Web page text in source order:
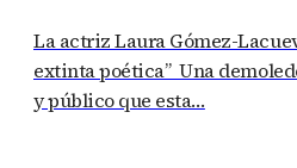
La actriz Laura Gómez-
extinta poética” Una
y público que esta…